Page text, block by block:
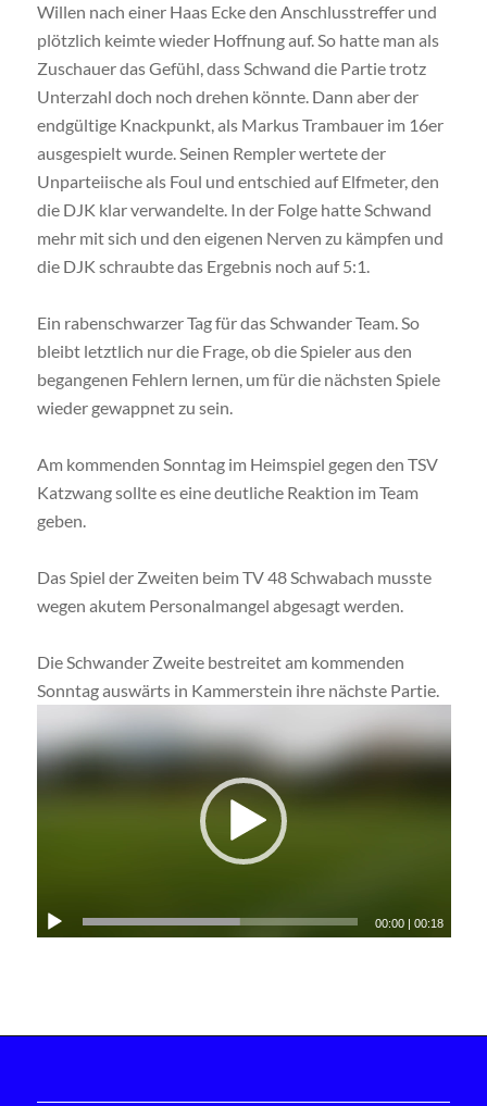
Willen nach einer Haas Ecke den Anschlusstreffer und
plötzlich keimte wieder Hoffnung auf. So hatte man als
Zuschauer das Gefühl, dass Schwand die Partie trotz
Unterzahl doch noch drehen könnte. Dann aber der
endgültige Knackpunkt, als Markus Trambauer im 16er
ausgespielt wurde. Seinen Rempler wertete der
Unparteiische als Foul und entschied auf Elfmeter, den
die DJK klar verwandelte. In der Folge hatte Schwand
mehr mit sich und den eigenen Nerven zu kämpfen und
die DJK schraubte das Ergebnis noch auf 5:1.
Ein rabenschwarzer Tag für das Schwander Team. So
bleibt letztlich nur die Frage, ob die Spieler aus den
begangenen Fehlern lernen, um für die nächsten Spiele
wieder gewappnet zu sein.
Am kommenden Sonntag im Heimspiel gegen den TSV
Katzwang sollte es eine deutliche Reaktion im Team
geben.
Das Spiel der Zweiten beim TV 48 Schwabach musste
wegen akutem Personalmangel abgesagt werden.
Die Schwander Zweite bestreitet am kommenden
Sonntag auswärts in Kammerstein ihre nächste Partie.
00:00 |00:18